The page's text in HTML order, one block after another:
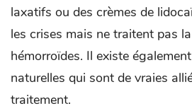
laxatifs ou des crèmes de
les crises mais ne traitent pas
hémorroïdes. Il existe
naturelles qui sont de vraies
traitement.